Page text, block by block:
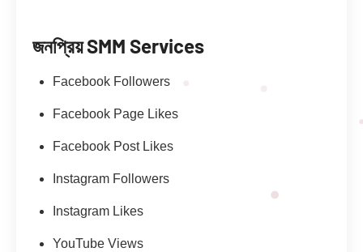
জনপ্রিয় SMM Services
Facebook Followers
Facebook Page Likes
Facebook Post Likes
Instagram Followers
Instagram Likes
YouTube Views